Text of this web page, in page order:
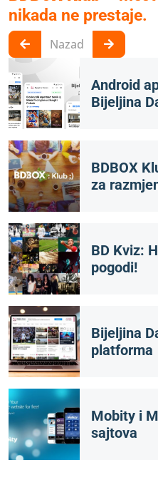
nikada ne prestaje.
Nazad
Android
Bijeljina
BDBOX
za
BD Kviz:
pogodi!
Bijeljina
platforma
Mobity i
sajtova